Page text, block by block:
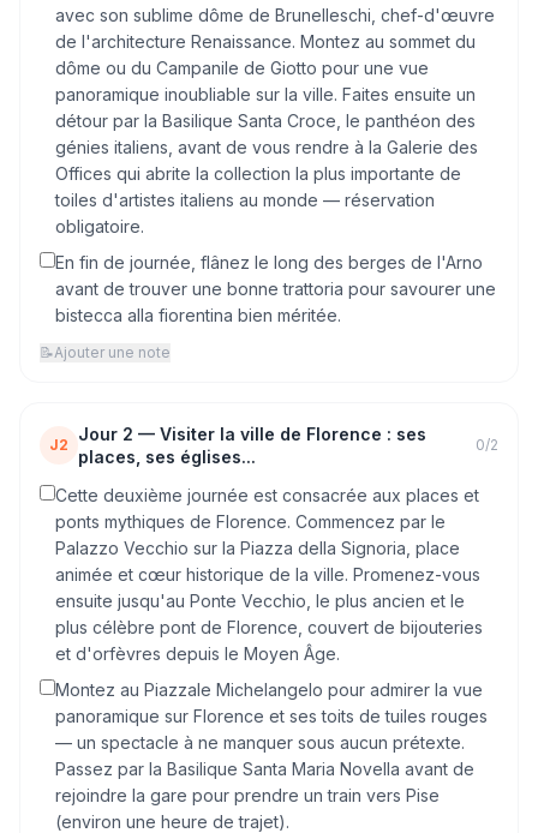
avec son sublime dôme de Brunelleschi, chef-d'œuvre
de l'architecture Renaissance. Montez au sommet du
dôme ou du Campanile de Giotto pour une vue
panoramique inoubliable sur la ville. Faites ensuite un
détour par la Basilique Santa Croce, le panthéon des
génies italiens, avant de vous rendre à la Galerie des
Offices qui abrite la collection la plus importante de
toiles d'artistes italiens au monde — réservation
obligatoire.
En fin de journée, flânez le long des berges de l'Arno
avant de trouver une bonne trattoria pour savourer une
bistecca alla fiorentina bien méritée.
📝Ajouter une note
J2
Jour 2 — Visiter la ville de Florence : ses
places, ses églises...
0/2
Cette deuxième journée est consacrée aux places et
ponts mythiques de Florence. Commencez par le
Palazzo Vecchio sur la Piazza della Signoria, place
animée et cœur historique de la ville. Promenez-vous
ensuite jusqu'au Ponte Vecchio, le plus ancien et le
plus célèbre pont de Florence, couvert de bijouteries
et d'orfèvres depuis le Moyen Âge.
Montez au Piazzale Michelangelo pour admirer la vue
panoramique sur Florence et ses toits de tuiles rouges
— un spectacle à ne manquer sous aucun prétexte.
Passez par la Basilique Santa Maria Novella avant de
rejoindre la gare pour prendre un train vers Pise
(environ une heure de trajet).